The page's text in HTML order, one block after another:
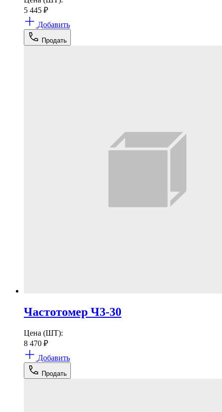
5 445 ₽
Добавить
Продать
Частотомер Ч3-30
Цена (ШТ):
8 470 ₽
Добавить
Продать